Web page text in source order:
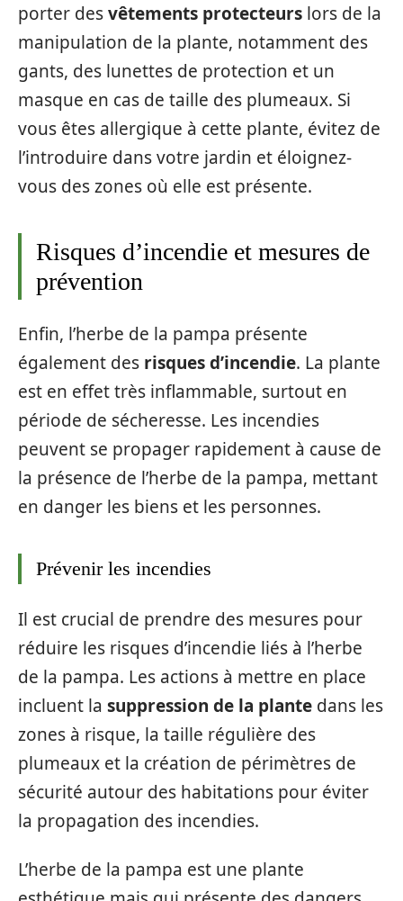
porter desvêtements protecteurs lors de la
manipulation de la plante, notamment des
gants, des lunettes de protection et un
masque en cas de taille des plumeaux. Si
vous êtes allergique à cette plante, évitez de
l’introduire dans votre jardin et éloignez-
vous des zones où elle est présente.
Risques d’incendie et mesures de
prévention
Enfin, l’herbe de la pampa présente
également des risques d’incendie. La plante
est en effet très inflammable, surtout en
période de sécheresse. Les incendies
peuvent se propager rapidement à cause de
la présence de l’herbe de la pampa, mettant
en danger les biens et les personnes.
Prévenir les incendies
Il est crucial de prendre des mesures pour
réduire les risques d’incendie liés à l’herbe
de la pampa. Les actions à mettre en place
incluent la suppression de la plante dans les
zones à risque, la taille régulière des
plumeaux et la création de périmètres de
sécurité autour des habitations pour éviter
la propagation des incendies.
L’herbe de la pampa est une plante